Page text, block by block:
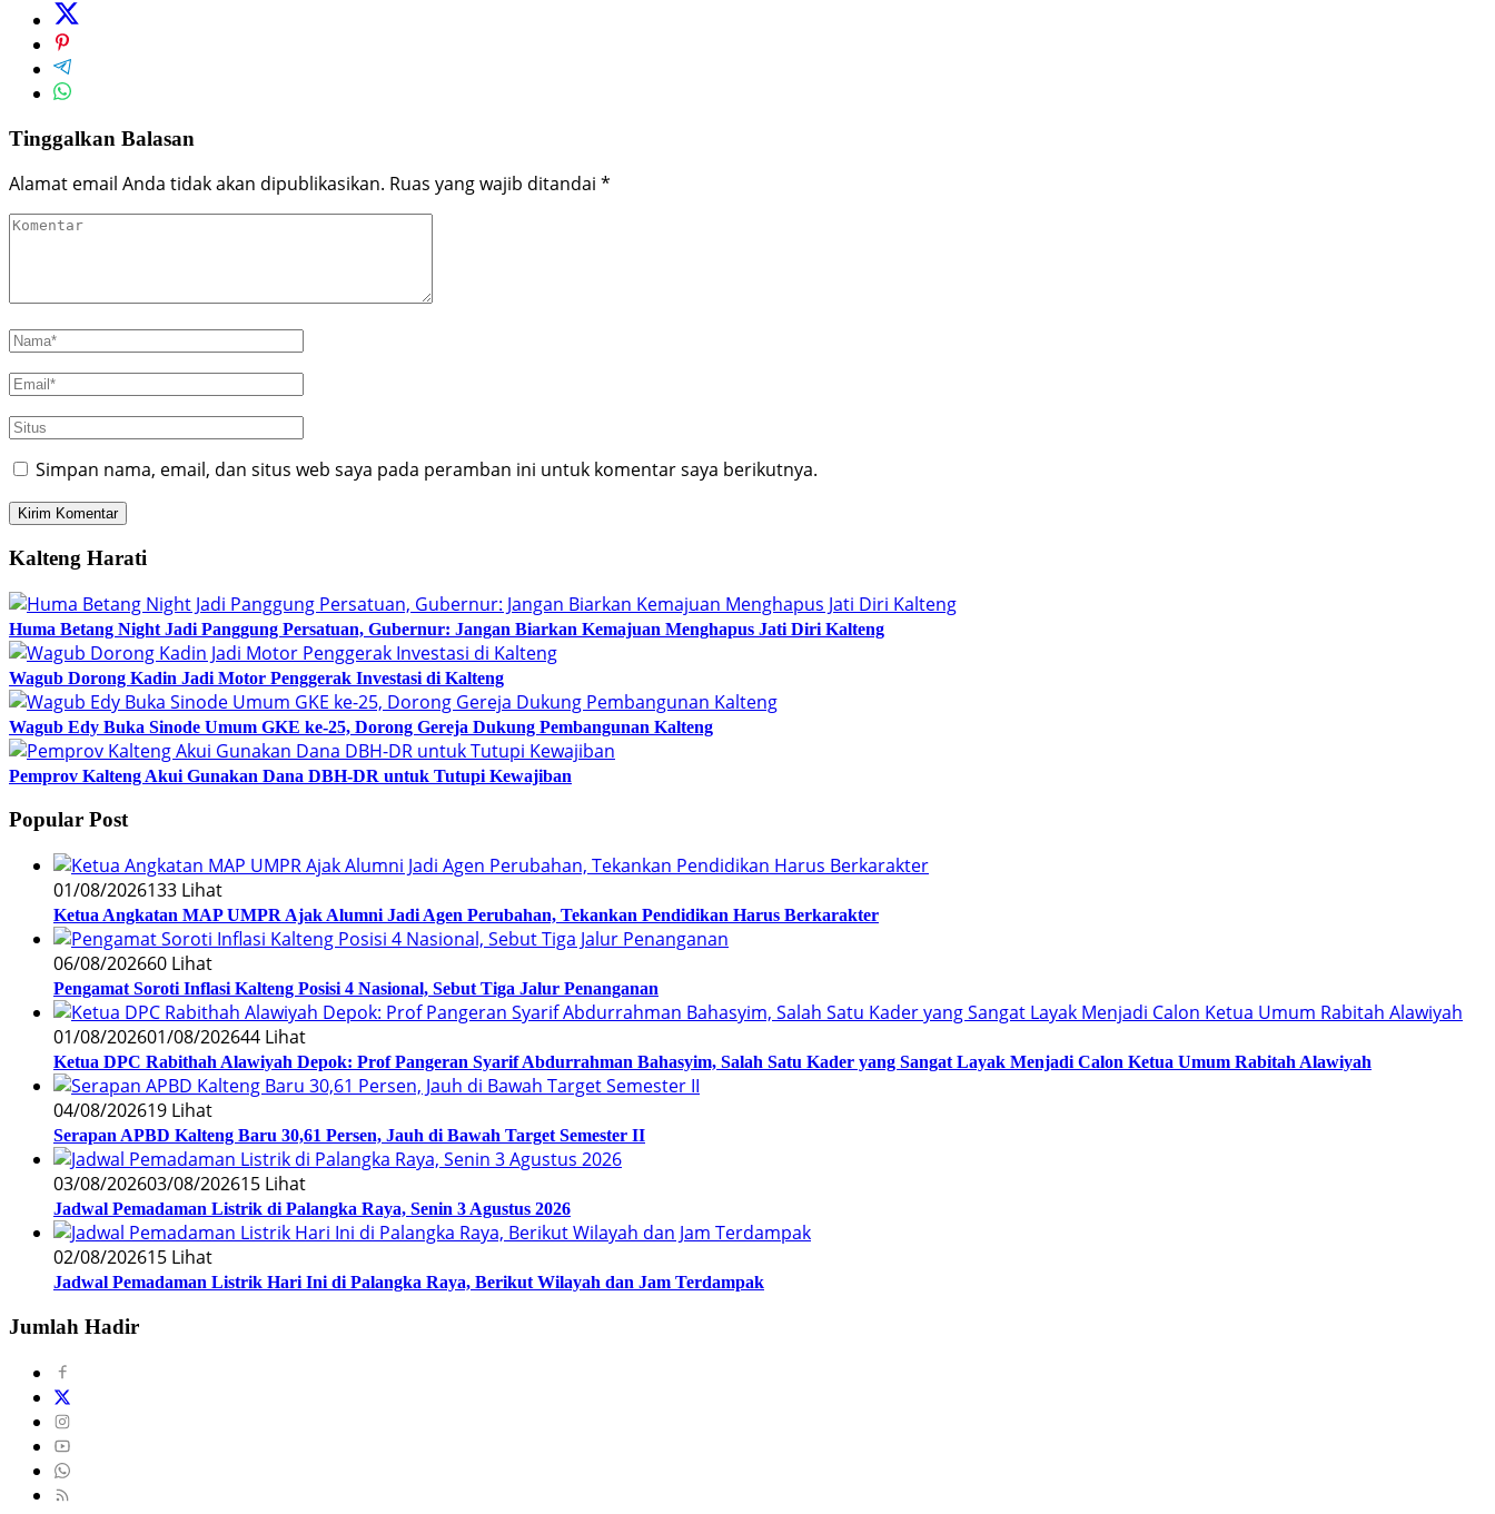
Tinggalkan Balasan
Alamat email Anda tidak akan dipublikasikan. Ruas yang wajib ditandai *
Simpan nama, email, dan situs web saya pada peramban ini untuk komentar saya berikutnya.
Kalteng Harati
Huma Betang Night Jadi Panggung Persatuan, Gubernur: Jangan Biarkan Kemajuan Menghapus Jati Diri Kalteng
Wagub Dorong Kadin Jadi Motor Penggerak Investasi di Kalteng
Wagub Edy Buka Sinode Umum GKE ke-25, Dorong Gereja Dukung Pembangunan Kalteng
Pemprov Kalteng Akui Gunakan Dana DBH-DR untuk Tutupi Kewajiban
Popular Post
01/08/2026133 Lihat
Ketua Angkatan MAP UMPR Ajak Alumni Jadi Agen Perubahan, Tekankan Pendidikan Harus Berkarakter
06/08/202660 Lihat
Pengamat Soroti Inflasi Kalteng Posisi 4 Nasional, Sebut Tiga Jalur Penanganan
01/08/202601/08/202644 Lihat
Ketua DPC Rabithah Alawiyah Depok: Prof Pangeran Syarif Abdurrahman Bahasyim, Salah Satu Kader yang Sangat Layak Menjadi Calon Ketua Umum Rabitah Alawiyah
04/08/202619 Lihat
Serapan APBD Kalteng Baru 30,61 Persen, Jauh di Bawah Target Semester II
03/08/202603/08/202615 Lihat
Jadwal Pemadaman Listrik di Palangka Raya, Senin 3 Agustus 2026
02/08/202615 Lihat
Jadwal Pemadaman Listrik Hari Ini di Palangka Raya, Berikut Wilayah dan Jam Terdampak
Jumlah Hadir